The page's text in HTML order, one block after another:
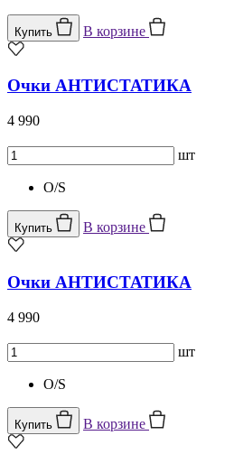
Купить В корзине
Очки АНТИСТАТИКА
4 990
шт
O/S
Купить В корзине
Очки АНТИСТАТИКА
4 990
шт
O/S
Купить В корзине